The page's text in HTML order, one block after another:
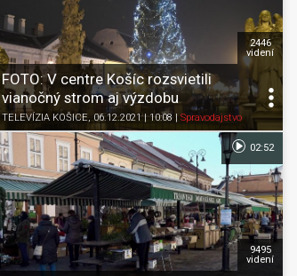
Pozrieť neskôr
K obľúbeným
Zdieľať
FOTO: V centre Košíc rozsvietili
vianočný strom aj výzdobu
TELEVÍZIA KOŠICE, 06.12.2021 | 10:08| Spravodajstvo
2446
videní
9495
videní
02:52